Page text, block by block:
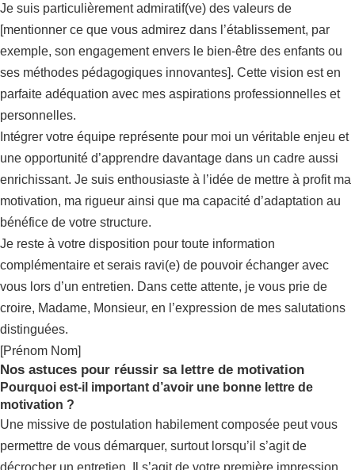
Je suis particulièrement admiratif(ve) des valeurs de
[mentionner ce que vous admirez dans l’établissement, par
exemple, son engagement envers le bien-être des enfants ou
ses méthodes pédagogiques innovantes]. Cette vision est en
parfaite adéquation avec mes aspirations professionnelles et
personnelles.
Intégrer votre équipe représente pour moi un véritable enjeu et
une opportunité d’apprendre davantage dans un cadre aussi
enrichissant. Je suis enthousiaste à l’idée de mettre à profit ma
motivation, ma rigueur ainsi que ma capacité d’adaptation au
bénéfice de votre structure.
Je reste à votre disposition pour toute information
complémentaire et serais ravi(e) de pouvoir échanger avec
vous lors d’un entretien. Dans cette attente, je vous prie de
croire, Madame, Monsieur, en l’expression de mes salutations
distinguées.
[Prénom Nom]
Nos astuces pour réussir sa lettre de motivation
Pourquoi est-il important d’avoir une bonne lettre de
motivation ?
Une missive de postulation habilement composée peut vous
permettre de vous démarquer, surtout lorsqu’il s’agit de
décrocher un entretien. Il s’agit de votre première impression